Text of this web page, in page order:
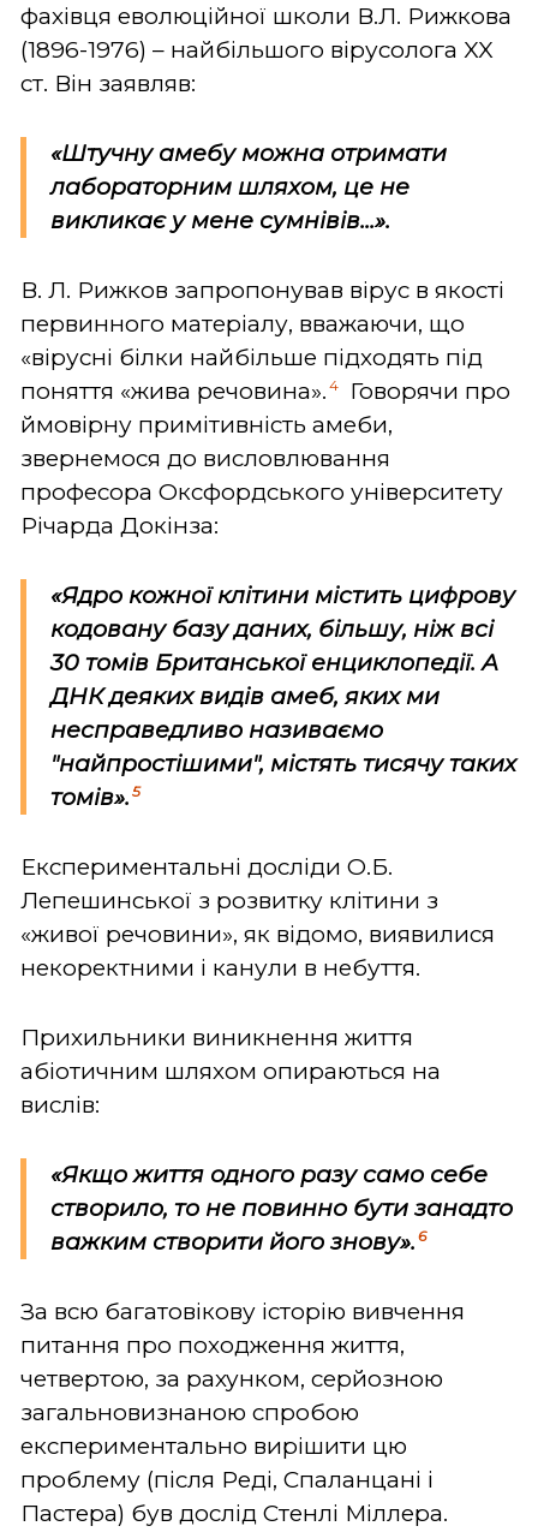
фахівця еволюційної школи В.Л. Рижкова
(1896-1976) – найбільшого вірусолога XX
ст. Він заявляв:
«Штучну амебу можна отримати
лабораторним шляхом, це не
викликає у мене сумнівів...».
В. Л. Рижков запропонував вірус в якості
первинного матеріалу, вважаючи, що
«вірусні білки найбільше підходять під
поняття «жива речовина». 4
Говорячи про
ймовірну примітивність амеби,
звернемося до висловлювання
професора Оксфордського університету
Річарда Докінза:
«Ядро кожної клітини містить цифрову
кодовану базу даних, більшу, ніж всі
30 томів Британської енциклопедії. А
ДНК деяких видів амеб, яких ми
несправедливо називаємо
"найпростішими", містять тисячу таких
томів». 5
Експериментальні досліди О.Б.
Лепешинської з розвитку клітини з
«живої речовини», як відомо, виявилися
некоректними і канули в небуття.
Прихильники виникнення життя
абіотичним шляхом опираються на
вислів:
«Якщо життя одного разу само себе
створило, то не повинно бути занадто
важким створити його знову». 6
За всю багатовікову історію вивчення
питання про походження життя,
четвертою, за рахунком, серйозною
загальновизнаною спробою
експериментально вирішити цю
проблему (після Реді, Спаланцані і
Пастера) був дослід Стенлі Міллера.